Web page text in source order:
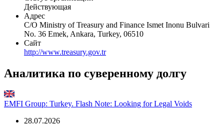
Наименование организации
Министерство финансов и Казначейство Турецкой
Республики
Статус организации
Действующая
Адрес
Сайт
Аналитика по суверенному долгу